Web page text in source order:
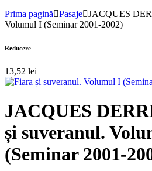
Prima pagină
Pasaje JACQUES
Volumul I (Seminar 2001-2002)
Reducere
13,52 lei
JACQUES
și suveranul.
(Seminar 2001-